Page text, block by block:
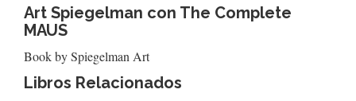
Art Spiegelman con The Complete
MAUS
Book by Spiegelman Art
Libros Relacionados